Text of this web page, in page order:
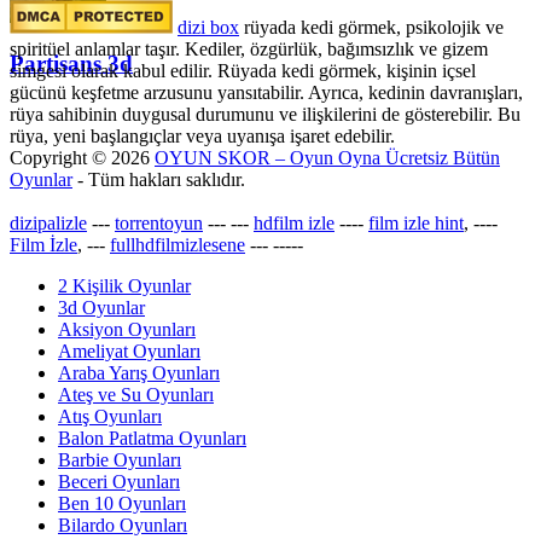
Partisans 3d
dizi box rüyada kedi görmek​, psikolojik ve
spiritüel anlamlar taşır. Kediler, özgürlük, bağımsızlık ve gizem
simgesi olarak kabul edilir. Rüyada kedi görmek, kişinin içsel
gücünü keşfetme arzusunu yansıtabilir. Ayrıca, kedinin davranışları,
rüya sahibinin duygusal durumunu ve ilişkilerini de gösterebilir. Bu
rüya, yeni başlangıçlar veya uyanışa işaret edebilir.
Copyright © 2026 OYUN SKOR – Oyun Oyna Ücretsiz Bütün
Oyunlar- Tüm hakları saklıdır.
dizipalizle --- torrentoyun --- --- hdfilm izle ---- film izle hint, ----
Film İzle, --- fullhdfilmizlesene --- -----
2 Kişilik Oyunlar
3d Oyunlar
Aksiyon Oyunları
Ameliyat Oyunları
Araba Yarış Oyunları
Ateş ve Su Oyunları
Atış Oyunları
Balon Patlatma Oyunları
Barbie Oyunları
Beceri Oyunları
Ben 10 Oyunları
Bilardo Oyunları